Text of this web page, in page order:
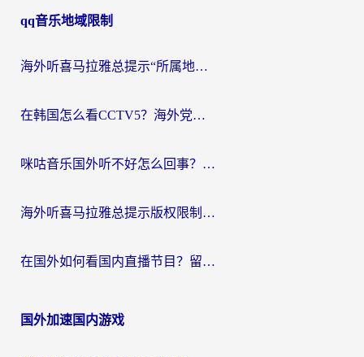
qq音乐地域限制
海外听喜马拉雅总提示“所属地区暂时无版权”？这个限制解除方法亲测有效！
在韩国怎么看CCTV5？海外党体育赛事+中文解说观看终极指南
咪咕音乐国外听不好怎么回事？海外党听歌自由的终极解决方案来了
海外听喜马拉雅总提示版权限制？3步解决+2个音乐平台问题全攻略
在国外如何看国内直播节目？留学生亲测有效的追剧加速指南
国外加速国内游戏